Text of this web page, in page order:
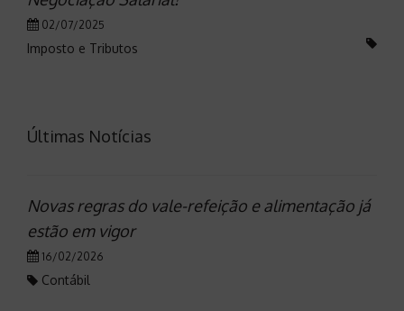
02/07/2025
Imposto e Tributos
Últimas Notícias
Novas regras do vale-refeição e alimentação já
estão em vigor
16/02/2026
Contábil